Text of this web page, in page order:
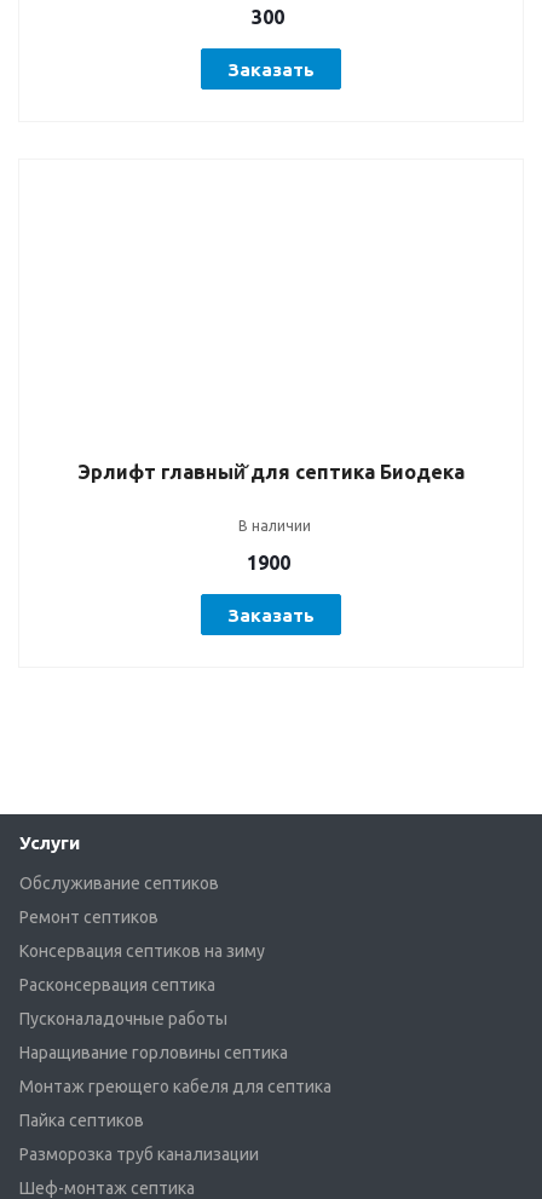
300
Заказать
Эрлифт главный̆ для септика Биодека
В наличии
1900
Заказать
Услуги
Обслуживание септиков
Ремонт септиков
Консервация септиков на зиму
Расконсервация септика
Пусконаладочные работы
Наращивание горловины септика
Монтаж греющего кабеля для септика
Пайка септиков
Разморозка труб канализации
Шеф-монтаж септика